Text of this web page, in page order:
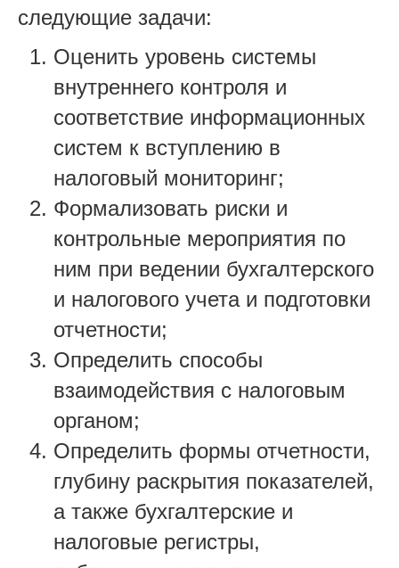
следующие задачи:
Оценить уровень системы
внутреннего контроля и
соответствие информационных
систем к вступлению в
налоговый мониторинг;
Формализовать риски и
контрольные мероприятия по
ним при ведении бухгалтерского
и налогового учета и подготовки
отчетности;
Определить способы
взаимодействия с налоговым
органом;
Определить формы отчетности,
глубину раскрытия показателей,
а также бухгалтерские и
налоговые регистры,